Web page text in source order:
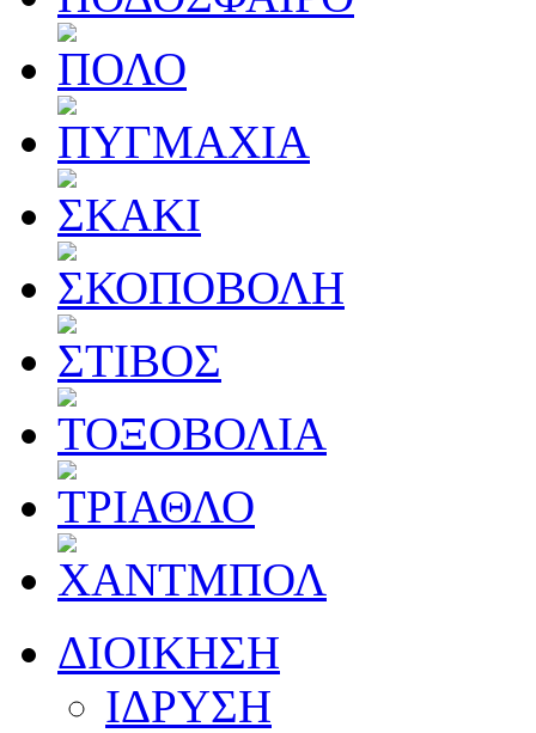
ΔΙΟΙΚΗΣΗ
ΙΔΡΥΣΗ